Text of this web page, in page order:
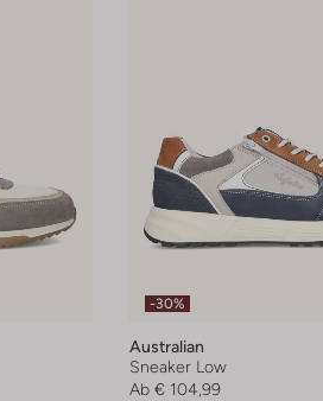
-30%
Australian
Sneaker Low
Ab € 104,99